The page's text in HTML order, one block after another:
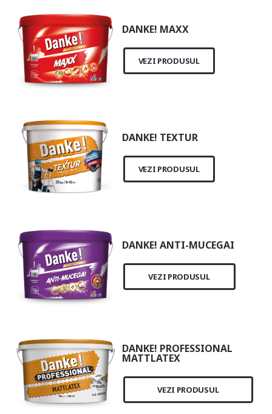
DANKE! MAXX
VEZI PRODUSUL
DANKE! TEXTUR
VEZI PRODUSUL
DANKE! ANTI-MUCEGAI
VEZI PRODUSUL
DANKE! PROFESSIONAL
MATTLATEX
VEZI PRODUSUL